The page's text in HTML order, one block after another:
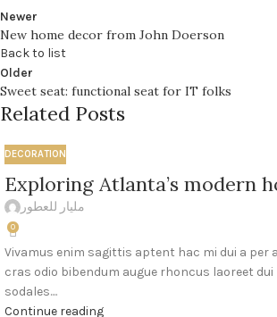
Newer
New home decor from John Doerson
Back to list
Older
Sweet seat: functional seat for IT folks
Related Posts
DECORATION
Exploring Atlanta’s modern
مليار للعطور
0
Vivamus enim sagittis aptent hac mi dui a per
cras odio bibendum augue rhoncus laoreet
sodales....
Continue reading